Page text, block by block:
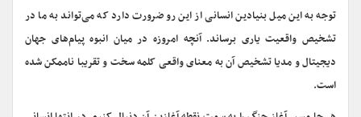
توجه به این میل بنیادین انسانی از این رو ضرورت دارد که می‌تواند به ما در
تشخیص واقعیت یاری برساند. آنچه امروزه در میان انبوه پیام‌های جهان
دیجیتال و مدیا تشخیص آن به معنای واقعی کلمه سخت و تقریبا ناممکن شده
است.